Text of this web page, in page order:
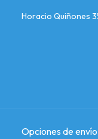
Horacio Quiñones
Opciones de envío